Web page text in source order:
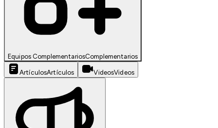
Equipos ComplementariosComplementarios
ArtículosArtículos VideosVideos